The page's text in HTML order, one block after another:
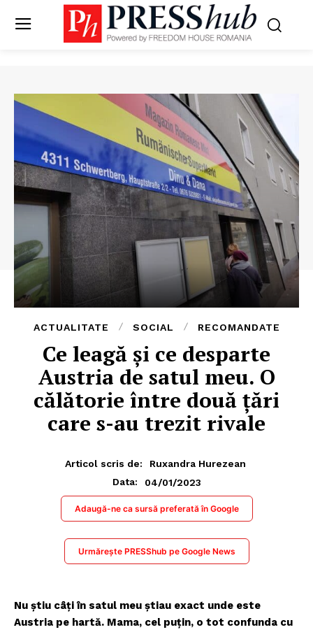
ACTUALITATE SOCIAL RECOMANDATE
Ce leagă și ce desparte
Austria de satul meu. O
călătorie între două țări
care s-au trezit rivale
Articol scris de:
Ruxandra Hurezean
Data:
04/01/2023
Adaugă-ne ca sursă preferată în Google
Urmărește PRESShub pe Google News
Nu știu câți în satul meu știau exact unde este
Austria pe hartă. Mama, cel puțin, o tot confunda cu